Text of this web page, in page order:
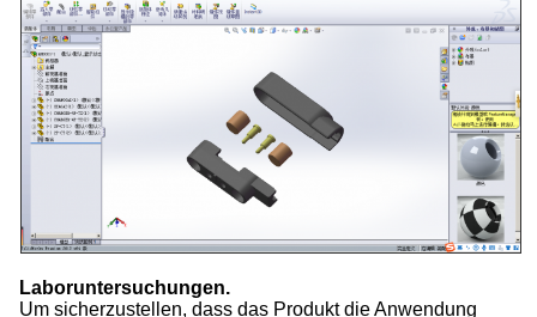
Laboruntersuchungen.
Um sicherzustellen, dass das Produkt die Anwendung